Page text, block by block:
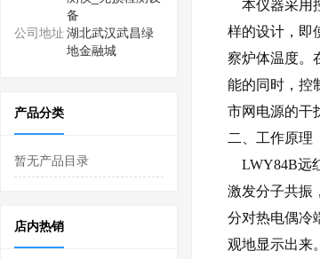
备
公司地址 湖北武汉武昌绿
地金融城
产品分类
暂无产品目录
店内热销
本仪器采用
样的设计，即
察炉体温度。
能的同时，控
市网电源的干
二、工作原理
LWY84B远
激发分子共振
分对热电偶冷
观地显示出来